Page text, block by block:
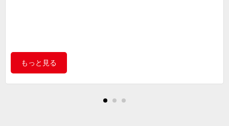
もっと見る